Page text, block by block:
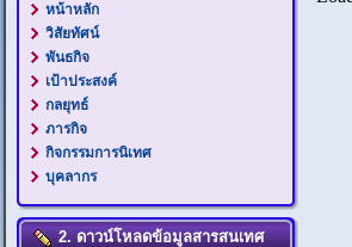
หน้าหลัก
วิสัยทัศน์
พันธกิจ
เป้าประสงค์
กลยุทธ์
ภารกิจ
กิจกรรมการนิเทศ
บุคลากร
2. ดาวน์โหลดข้อมูลสารสนเทศ